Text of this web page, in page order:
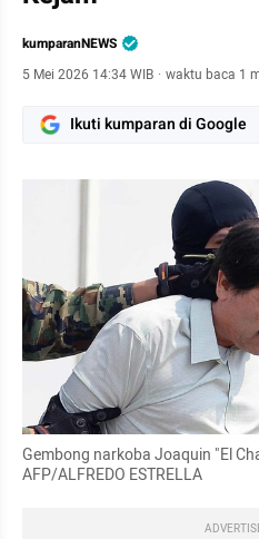
kumparanNEWS
5 Mei 2026 14:34 WIB · waktu baca 1
Ikuti kumparan di Google
Gembong narkoba Joaquin "El
AFP/ALFREDO ESTRELLA